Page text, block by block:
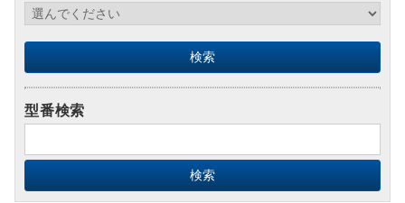
型番検索